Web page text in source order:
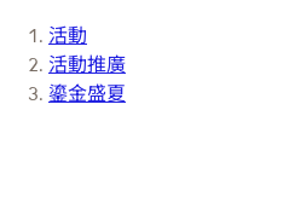
活動
活動推廣
鎏金盛夏